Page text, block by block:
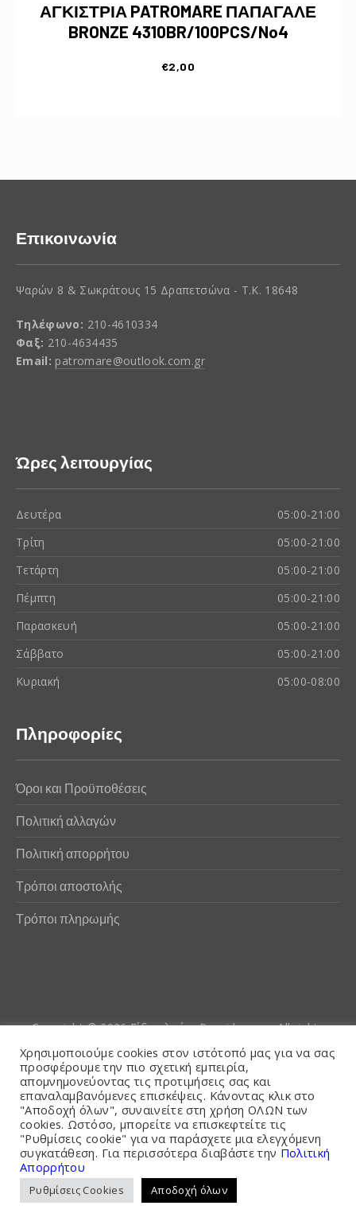
ΑΓΚΙΣΤΡΙΑ PATROMARE ΠΑΠΑΓΑΛΕ
BRONZE 4310BR/100PCS/No4
€2,00
Επικοινωνία
Ψαρών 8 & Σωκράτους 15 Δραπετσώνα - Τ.Κ. 18648
Τηλέφωνο: 210-4610334
Φαξ: 210-4634435
Email: patromare@outlook.com.gr
Ώρες λειτουργίας
Δευτέρα
05:00-21:00
Τρίτη
05:00-21:00
Τετάρτη
05:00-21:00
Πέμπτη
05:00-21:00
Παρασκευή
05:00-21:00
Σάββατο
05:00-21:00
Κυριακή
05:00-08:00
Πληροφορίες
Όροι και Προϋποθέσεις
Πολιτική αλλαγών
Πολιτική απορρήτου
Τρόποι αποστολής
Τρόποι πληρωμής
Copyright © 2026Είδη αλιείας Poseidwnn.gr. All rights
reserved. Powered by
PlexusCore
Όροι και Προϋποθέσεις
Χρησιμοποιούμε cookies στον ιστότοπό μας για να σας
προσφέρουμε την πιο σχετική εμπειρία,
απομνημονεύοντας τις προτιμήσεις σας και
επαναλαμβανόμενες επισκέψεις. Κάνοντας κλικ στο
"Αποδοχή όλων", συναινείτε στη χρήση ΟΛΩΝ των
cookies. Ωστόσο, μπορείτε να επισκεφτείτε τις
"Ρυθμίσεις cookie" για να παράσχετε μια ελεγχόμενη
συγκατάθεση. Για περισσότερα διαβάστε την Πολιτική
Απορρήτου
Ρυθμίσεις Cookies Αποδοχή όλων